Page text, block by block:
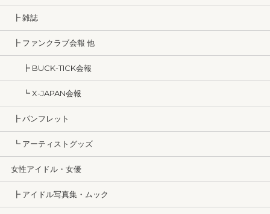
┣ 雑誌
┣ ファンクラブ会報 他
┣ BUCK-TICK会報
┗ X-JAPAN会報
┣ パンフレット
┗ アーティストグッズ
女性アイドル・女優
┣ アイドル写真集・ムック